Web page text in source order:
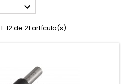

12 de 21 artículo(s)